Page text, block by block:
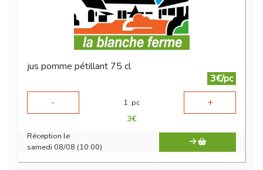
jus pomme pétillant 75 cl
3€/pc
-
1 pc +
3€
Réception le
samedi 08/08 (10:00)